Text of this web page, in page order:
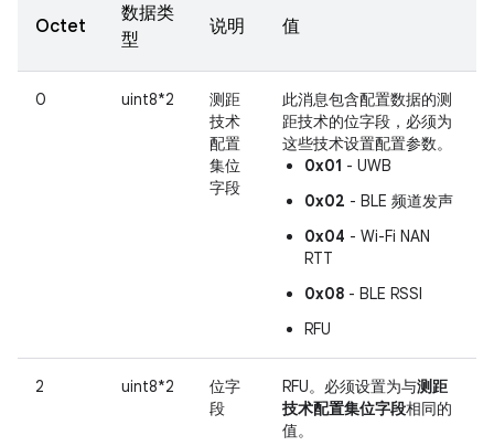
Octet
数据类
型
说明 值
0 uint8*2
测距
技术
配置
集位
字段
此消息包含配置数据的测
距技术的位字段，必须为
这些技术设置配置参数。
0x01 - UWB
0x02 - BLE 频道发声
0x04 - Wi-Fi NAN
RTT
0x08 - BLE RSSI
RFU
2 uint8*2
位字
段
RFU。必须设置为与测距
技术配置集位字段相同的
值。